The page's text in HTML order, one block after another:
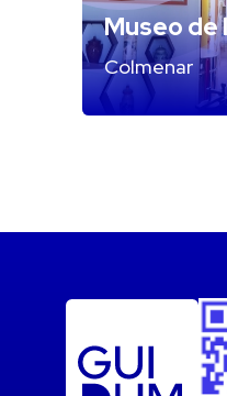
Museo de
Colmenar